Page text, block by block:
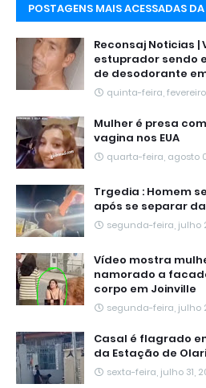
POSTAGENS MAIS ACESSADAS
Reconsaj Noticias |
estuprador sendo
de desodorante
quinta-feira, fevereiro
Mulher é presa
vagina nos EUA
quarta-feira, agosto
Trgedia : Homem
após se separar
segunda-feira, julho
Vídeo mostra
namorado a
corpo em Joinville
segunda-feira, julho
Casal é flagrado
da Estação de
sexta-feira, julho 31,